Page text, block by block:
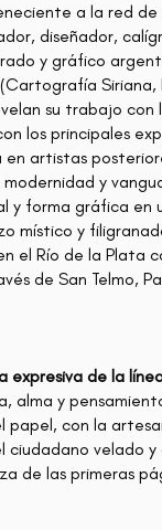
a la red de
diseñador,
y gráfico
Siriana,
su trabajo
los principales
en artistas
y
forma gráfica en
místico y
el Río de la Plata
de San Telmo,
expresiva de la
alma y
papel, con la
velado
de las primeras